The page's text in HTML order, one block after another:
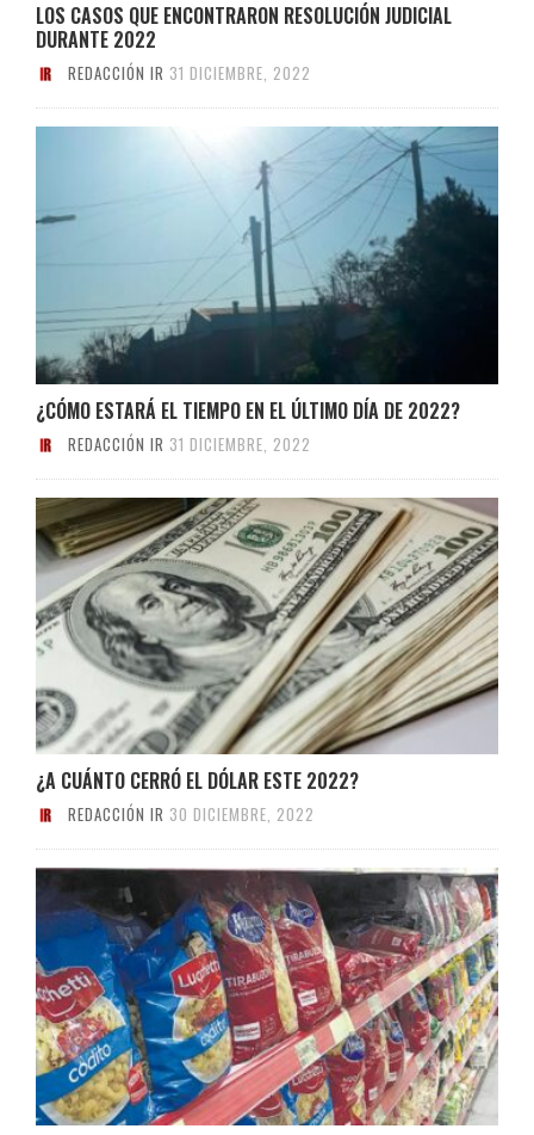
LOS CASOS QUE ENCONTRARON RESOLUCIÓN JUDICIAL
DURANTE 2022
REDACCIÓN IR 31 DICIEMBRE, 2022
¿CÓMO ESTARÁ EL TIEMPO EN EL ÚLTIMO DÍA DE 2022?
REDACCIÓN IR 31 DICIEMBRE, 2022
¿A CUÁNTO CERRÓ EL DÓLAR ESTE 2022?
REDACCIÓN IR 30 DICIEMBRE, 2022